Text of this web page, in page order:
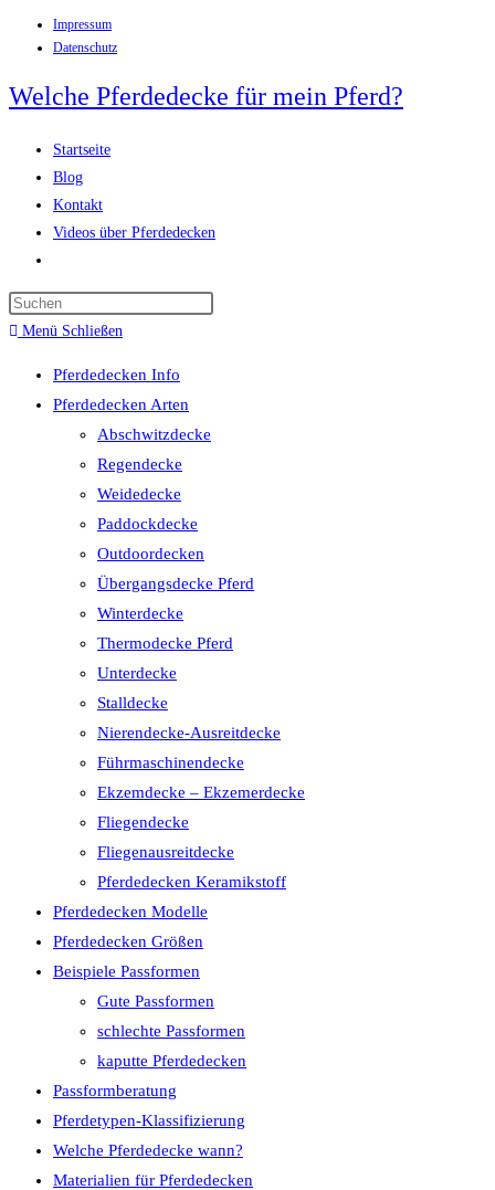
Inhalt
Impressum
Datenschutz
Welche Pferdedecke für mein Pferd?
Startseite
Blog
Kontakt
Videos über Pferdedecken
umschalten
Menü Schließen
Pferdedecken Info
Pferdedecken Arten
Abschwitzdecke
Regendecke
Weidedecke
Paddockdecke
Outdoordecken
Übergangsdecke Pferd
Winterdecke
Thermodecke Pferd
Unterdecke
Stalldecke
Nierendecke-Ausreitdecke
Führmaschinendecke
Ekzemdecke – Ekzemerdecke
Fliegendecke
Fliegenausreitdecke
Pferdedecken Keramikstoff
Pferdedecken Modelle
Pferdedecken Größen
Beispiele Passformen
Gute Passformen
schlechte Passformen
kaputte Pferdedecken
Passformberatung
Pferdetypen-Klassifizierung
Welche Pferdedecke wann?
Materialien für Pferdedecken